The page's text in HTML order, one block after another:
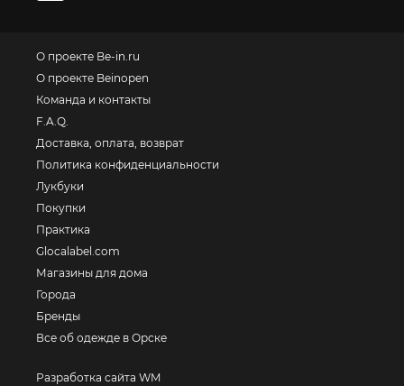
О проекте Be-in.ru
О проекте Beinopen
Команда и контакты
F.A.Q.
Доставка, оплата, возврат
Политика конфиденциальности
Лукбуки
Покупки
Практика
Glocalabel.com
Магазины для дома
Города
Бренды
Все об одежде в Орске
Разработка сайта WM